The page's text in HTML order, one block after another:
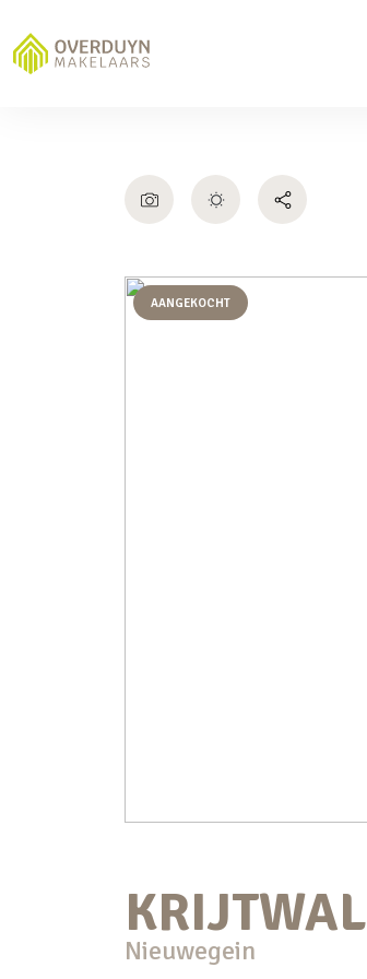
AANGEKOCHT
KRIJTWAL
Nieuwegein